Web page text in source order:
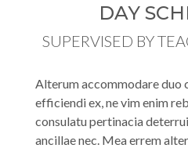
DAY
SUPERVISED BY
Alterum accommodare duo
efficiendi ex, ne vim enim
consulatu pertinacia
ancillae nec. Mea errem